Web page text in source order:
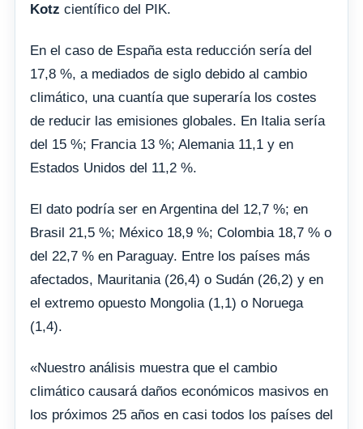
Kotz científico del PIK.
En el caso de España esta reducción sería del
17,8 %, a mediados de siglo debido al cambio
climático, una cuantía que superaría los costes
de reducir las emisiones globales. En Italia sería
del 15 %; Francia 13 %; Alemania 11,1 y en
Estados Unidos del 11,2 %.
El dato podría ser en Argentina del 12,7 %; en
Brasil 21,5 %; México 18,9 %; Colombia 18,7 % o
del 22,7 % en Paraguay. Entre los países más
afectados, Mauritania (26,4) o Sudán (26,2) y en
el extremo opuesto Mongolia (1,1) o Noruega
(1,4).
«Nuestro análisis muestra que el cambio
climático causará daños económicos masivos en
los próximos 25 años en casi todos los países del